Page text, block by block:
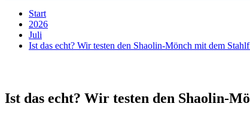
Start
2026
Juli
Ist das echt? Wir testen den Shaolin-Mönch mit dem
Ist das echt? Wir testen den Shaolin-